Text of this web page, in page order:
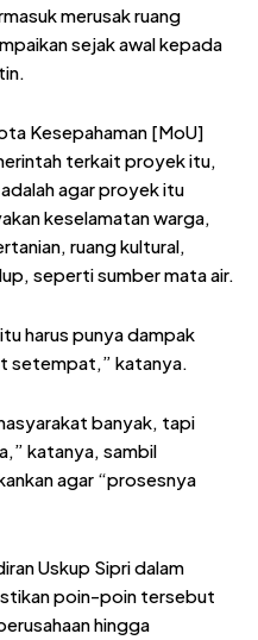
merusak ruang
sejak awal kepada
Kesepahaman [MoU]
terkait proyek itu,
agar proyek itu
keselamatan warga,
ruang kultural,
seperti sumber mata air.
harus punya dampak
setempat,” katanya.
banyak, tapi
katanya, sambil
agar “prosesnya
Uskup Sipri dalam
poin-poin tersebut
hingga